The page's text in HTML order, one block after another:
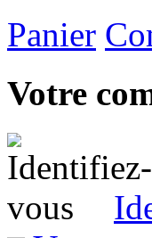
Panier
Votre